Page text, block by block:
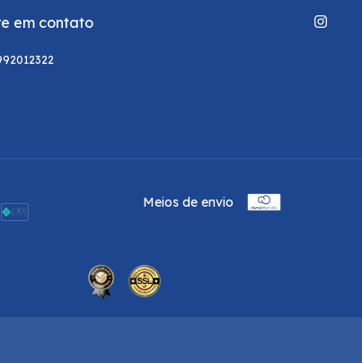
em contato
Meios de envio